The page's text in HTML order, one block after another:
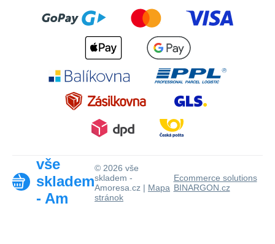
vše
skladem
- Am
© 2026 vše
skladem -
Amoresa.cz | Mapa
stránok
Ecommerce solutions
BINARGON.cz